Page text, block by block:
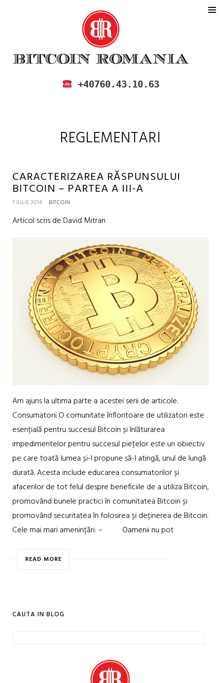
BITCOIN ROMANIA
CUMPARA SI VINDE BITCOIN IN
+40760.43.10.63
REGLEMENTARI
CARACTERIZAREA RĂSPUNSULUI
BITCOIN – PARTEA A III-A
7 IULIE 2014 BITCOIN
Articol scris de David Mitran
Am ajuns la ultima parte a acestei serii de articole.
Consumatorii O comunitate înfloritoare de utilizatori este
esențială pentru succesul Bitcoin și înlăturarea
impedimentelor pentru succesul pieţelor este un obiectiv
pe care toată lumea și-l propune să-l atingă, unul de lungă
durată. Acesta include educarea consumatorilor și
afacerilor de tot felul despre beneficiile de a utiliza Bitcoin,
promovând bunele practici în comunitatea Bitcoin și
promovând securitatea în folosirea și deținerea de Bitcoin.
Cele mai mari amenințări: – Oamenii nu pot
READ MORE
CAUTA IN BLOG